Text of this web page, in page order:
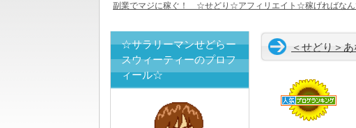
＜せどり＞
☆サラリーマンせどらー
スウィーティーのプロフ
ィール☆
副業でマジに稼ぐ！ ☆せどり☆アフィリエイト☆稼げればなん